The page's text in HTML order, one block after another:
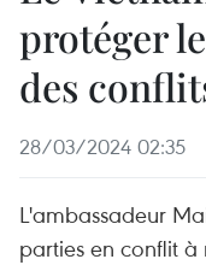
protéger
des
28/03/2024 02:35
L'ambassadeur
parties en conflit à